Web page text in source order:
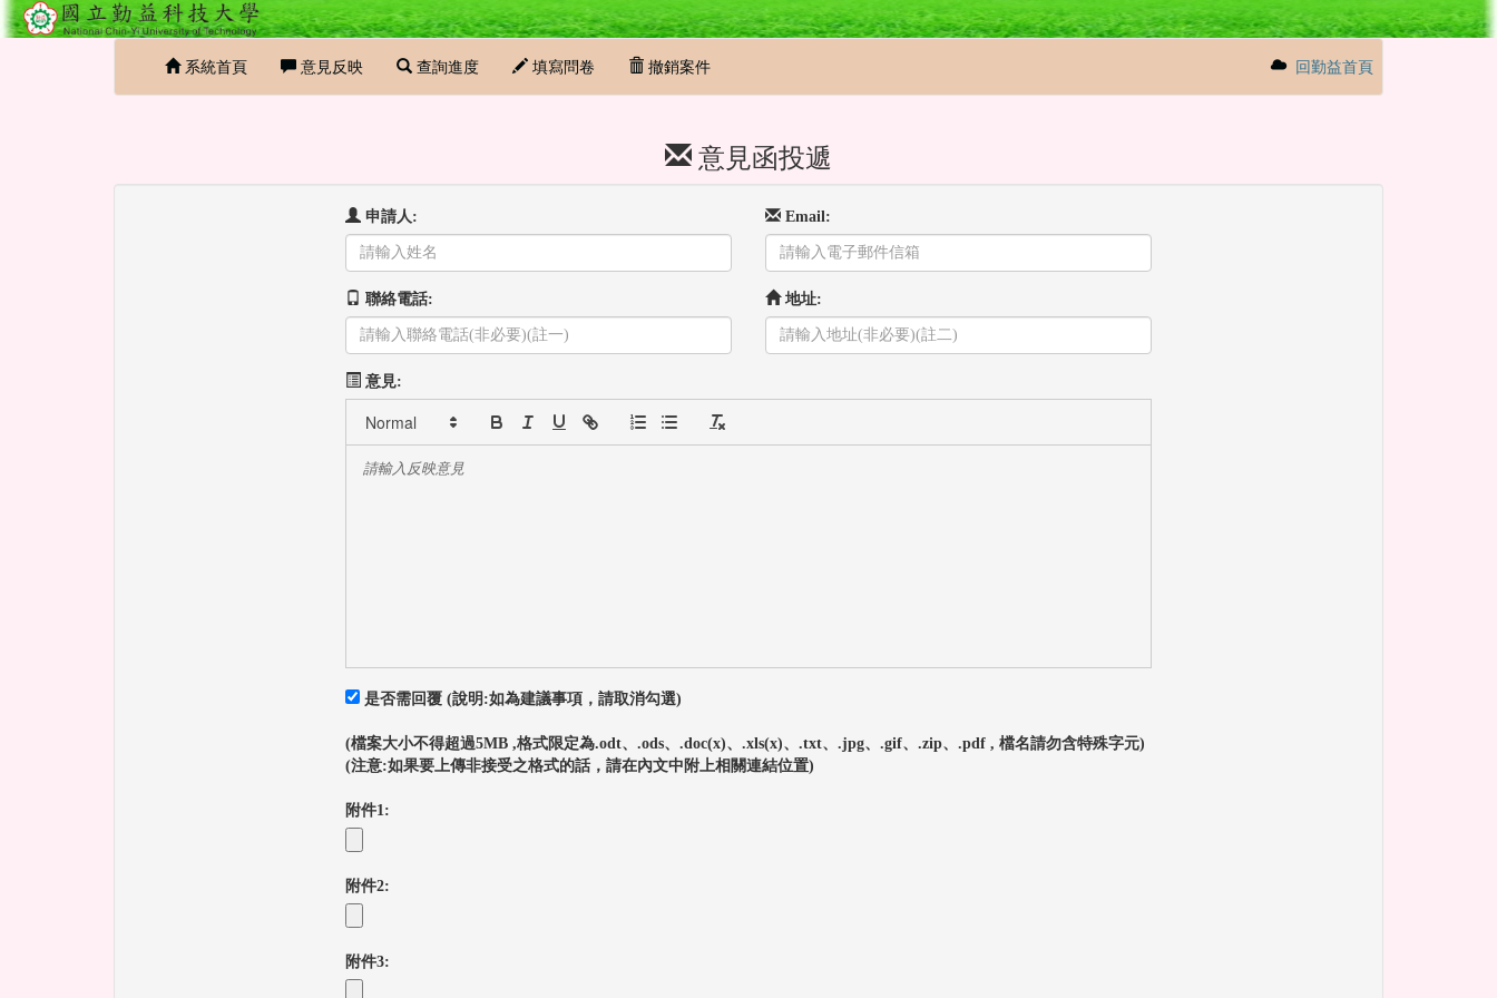
系統首頁 意見反映 查詢進度 填寫問卷 撤銷案件 回勤益首頁
意見函投遞
申請人: Email:
聯絡電話: 地址:
意見:
是否需回覆 (說明:如為建議事項，請取消勾選)
(檔案大小不得超過5MB ,格式限定為.odt、.ods、.doc(x)、.xls(x)、.txt、.jpg、.gif、.zip、.pdf , 檔名請勿含特殊字元)
(注意:如果要上傳非接受之格式的話，請在內文中附上相關連結位置)
附件1:
附件2:
附件3: